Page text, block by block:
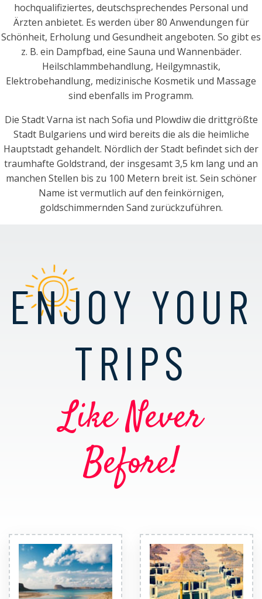
hochqualifiziertes, deutschsprechendes Personal und
Ärzten anbietet. Es werden über 80 Anwendungen für
Schönheit, Erholung und Gesundheit angeboten. So gibt es
z. B. ein Dampfbad, eine Sauna und Wannenbäder.
Heilschlammbehandlung, Heilgymnastik,
Elektrobehandlung, medizinische Kosmetik und Massage
sind ebenfalls im Programm.
Die Stadt Varna ist nach Sofia und Plowdiw die drittgrößte
Stadt Bulgariens und wird bereits die als die heimliche
Hauptstadt gehandelt. Nördlich der Stadt befindet sich der
traumhafte Goldstrand, der insgesamt 3,5 km lang und an
manchen Stellen bis zu 100 Metern breit ist. Sein schöner
Name ist vermutlich auf den feinkörnigen,
goldschimmernden Sand zurückzuführen.
ENJOY YOUR
TRIPS
Like Never
Before!